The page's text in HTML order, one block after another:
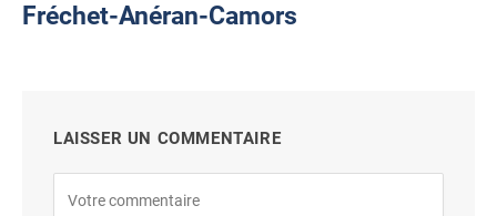
Fréchet-Anéran-Camors
LAISSER UN COMMENTAIRE